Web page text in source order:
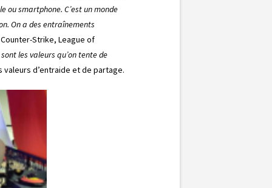
ou smartphone. C’est un monde
On a des entraînements
Counter-Strike, League of
les valeurs qu’on tente de
valeurs d’entraide et de partage.